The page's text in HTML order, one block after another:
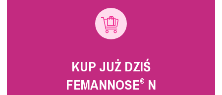
KUP JUŻ DZIŚ
FEMANNOSE® N